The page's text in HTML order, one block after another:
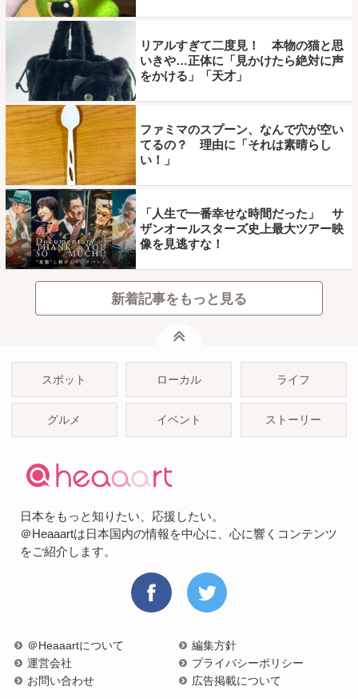
リアルすぎて二度見！ 本物の猫と思
いきや…正体に「見かけたら絶対に声
をかける」「天才」
ファミマのスプーン、なんで穴が空い
てるの？ 理由に「それは素晴らし
い！」
「人生で一番幸せな時間だった」 サ
ザンオールスターズ史上最大ツアー映
像を見逃すな！
新着記事をもっと見る
スポット ローカル ライフ
グルメ イベント ストーリー
日本をもっと知りたい、応援したい。
＠Heaaartは日本国内の情報を中心に、心に響くコンテンツ
をご紹介します。
＠Heaaartについて
編集方針
運営会社
プライバシーポリシー
お問い合わせ
広告掲載について